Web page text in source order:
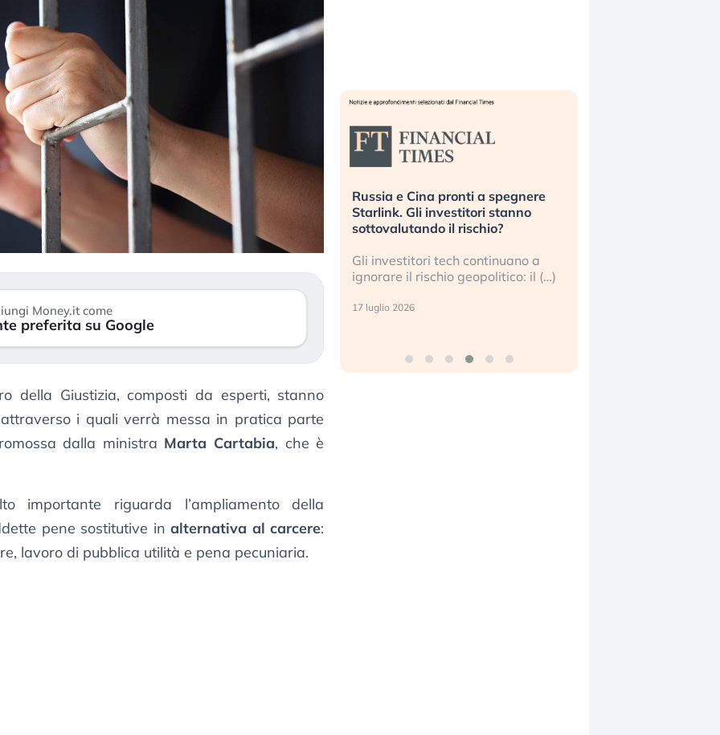
Money.it come
preferita su Google
della Giustizia, composti da esperti, stanno
i quali verrà messa in pratica parte
dalla ministra Marta Cartabia, che è
importante riguarda l’ampliamento della
pene sostitutive inalternativa al carcere:
lavoro di pubblica utilità e pena pecuniaria.
Investitori
lo scoppio
retail (…)
Quando la finanza pesa più
dell’economia reale. L’America sta
ripetendo gli errori del 2008?
sempre più sganciata dall’economia
reale. (…)
24 luglio 2026
Russia e Cina pronti a spegnere
Starlink. Gli investitori stanno
sottovalutando il rischio?
Gli investitori tech continuano a
ignorare il rischio geopolitico: il (…)
17 luglio 2026